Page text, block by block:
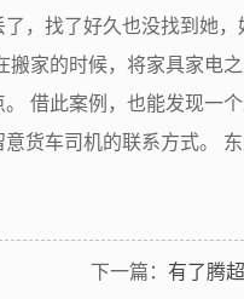
，找了好久也没找到她
家的时候，将家具家电
借此案例，也能发现一
货车司机的联系方式。
下一篇： 有了腾